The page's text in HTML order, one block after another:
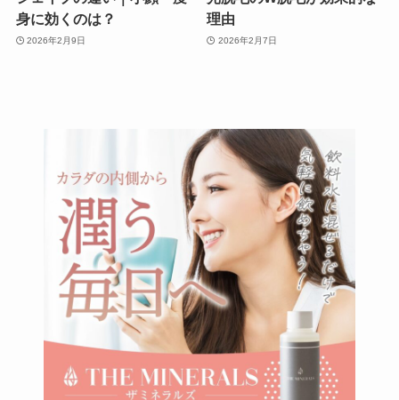
身に効くのは？
2026年2月9日
理由
2026年2月7日